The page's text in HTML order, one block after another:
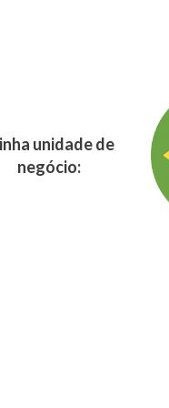
unidade de
negócio: